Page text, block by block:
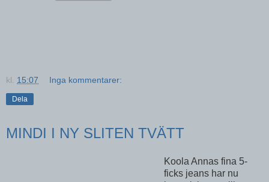
kl. 15:07 Inga kommentarer:
Dela
MINDI I NY SLITEN TVÄTT
Koola Annas fina 5-
ficks jeans har nu